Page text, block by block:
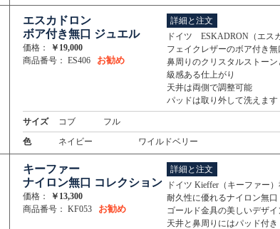
エスカドロン
ボア付き無口 ジュエル
価格：
￥19,000
商品番号： ES406 お勧め
詳細と注文
ドイツ ESKADRON（エス
フェイクレザーのボア付き無
鼻周りのクリスタルストー
級感ある仕上がり
天井は両側で調整可能
パッドは取り外して洗えます
サイズ コブ
フル
色
ネイビー ワイルドベリー
キーファー
ナイロン無口 コレクション
価格：
￥13,300
商品番号： KF053 お勧め
詳細と注文
ドイツ Kieffer（キーファー）
耐久性に優れるナイロン無口
ゴールド金具の美しいデザイ
天井と鼻周りにはパッド付き